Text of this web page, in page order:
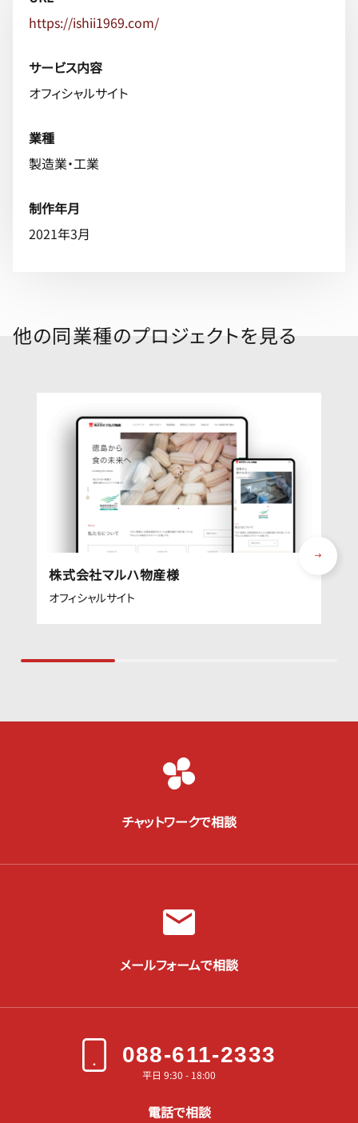
https://ishii1969.com/
サービス内容
オフィシャルサイト
業種
製造業・工業
制作年月
2021年3月
他の同業種のプロジェクトを見る
株式会社マルハ物産様
オフィシャルサイト
チャットワークで相談
メールフォームで相談
088-611-2333
平日 9:30 - 18:00
電話で相談